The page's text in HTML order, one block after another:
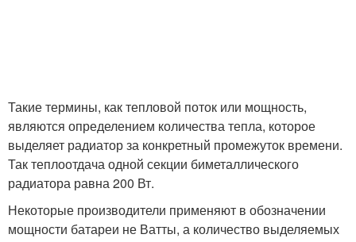
Такие термины, как тепловой поток или мощность,
являются определением количества тепла, которое
выделяет радиатор за конкретный промежуток времени.
Так теплоотдача одной секции биметаллического
радиатора равна 200 Вт.
Некоторые производители применяют в обозначении
мощности батареи не Ватты, а количество выделяемых